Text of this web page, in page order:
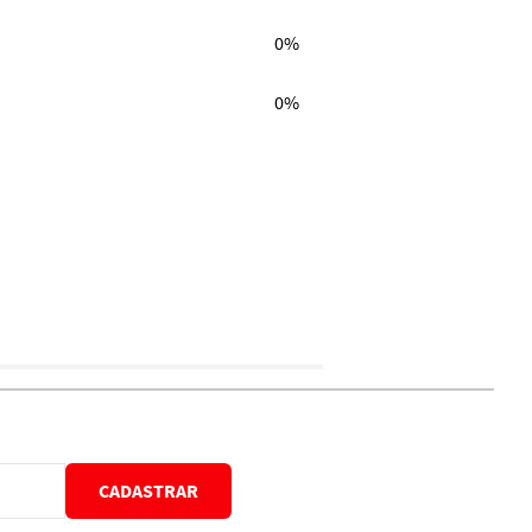
0%
0%
CADASTRAR